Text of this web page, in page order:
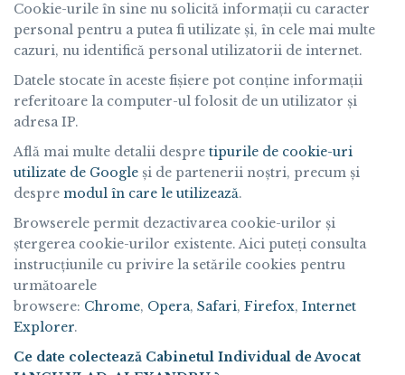
Cookie-urile în sine nu solicită informații cu caracter
personal pentru a putea fi utilizate și, în cele mai multe
cazuri, nu identifică personal utilizatorii de internet.
Datele stocate în aceste fișiere pot conține informații
referitoare la computer-ul folosit de un utilizator și
adresa IP.
Află mai multe detalii despre tipurile de cookie-uri
utilizate de Google şi de partenerii noştri, precum şi
despre modul în care le utilizează.
Browserele permit dezactivarea cookie-urilor și
ștergerea cookie-urilor existente. Aici puteṭi consulta
instrucțiunile cu privire la setările cookies pentru
următoarele
browsere: Chrome, Opera, Safari, Firefox, Internet
Explorer.
Ce date colectează Cabinetul Individual de Avocat